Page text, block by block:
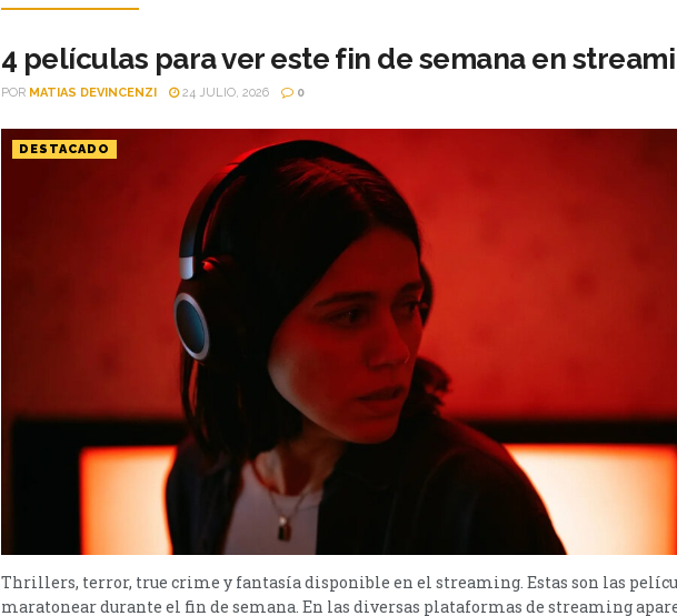
4 películas para ver este fin de semana en
POR MATIAS DEVINCENZI 24 JULIO, 2026 0
DESTACADO
Thrillers, terror, true crime y fantasía disponible en el streaming. Estas son las
maratonear durante el fin de semana. En las diversas plataformas de streaming